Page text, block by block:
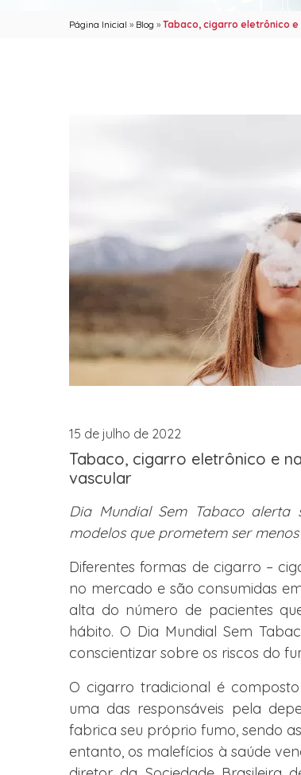
Página Inicial » Blog » Tabaco, cigarro eletrônico
15 de julho de 2022
Tabaco, cigarro eletrônico e
vascular
Dia Mundial Sem Tabaco
modelos que prometem ser
Diferentes formas de cigarro –
no mercado e são consumidas
alta do número de pacientes
hábito. O Dia Mundial Sem
conscientizar sobre os riscos do
O cigarro tradicional é
uma das responsáveis pela
fabrica seu próprio fumo, sendo
entanto, os malefícios à saúde